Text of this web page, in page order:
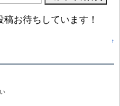
お待ちしています！
↑